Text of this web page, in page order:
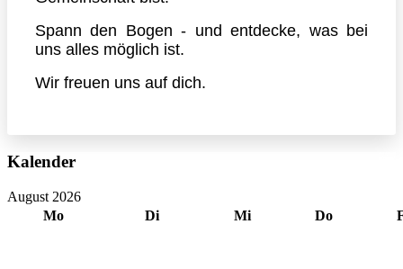
Spann den Bogen - und entdecke, was bei
uns alles möglich ist.
Wir freuen uns auf dich.
Kalender
Jahr
Monat
Jahr
Monat
August 2026
Mo
Di Mi Do